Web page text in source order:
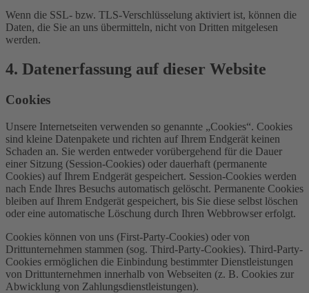
Wenn die SSL- bzw. TLS-Verschlüsselung aktiviert ist, können die
Daten, die Sie an uns übermitteln, nicht von Dritten mitgelesen
werden.
4. Datenerfassung auf dieser Website
Cookies
Unsere Internetseiten verwenden so genannte „Cookies“. Cookies
sind kleine Datenpakete und richten auf Ihrem Endgerät keinen
Schaden an. Sie werden entweder vorübergehend für die Dauer
einer Sitzung (Session-Cookies) oder dauerhaft (permanente
Cookies) auf Ihrem Endgerät gespeichert. Session-Cookies werden
nach Ende Ihres Besuchs automatisch gelöscht. Permanente Cookies
bleiben auf Ihrem Endgerät gespeichert, bis Sie diese selbst löschen
oder eine automatische Löschung durch Ihren Webbrowser erfolgt.
Cookies können von uns (First-Party-Cookies) oder von
Drittunternehmen stammen (sog. Third-Party-Cookies). Third-Party-
Cookies ermöglichen die Einbindung bestimmter Dienstleistungen
von Drittunternehmen innerhalb von Webseiten (z. B. Cookies zur
Abwicklung von Zahlungsdienstleistungen).